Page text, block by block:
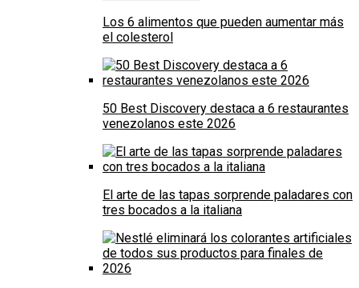
Los 6 alimentos que pueden aumentar más
el colesterol
50 Best Discovery destaca a 6 restaurantes
venezolanos este 2026
El arte de las tapas sorprende paladares con
tres bocados a la italiana